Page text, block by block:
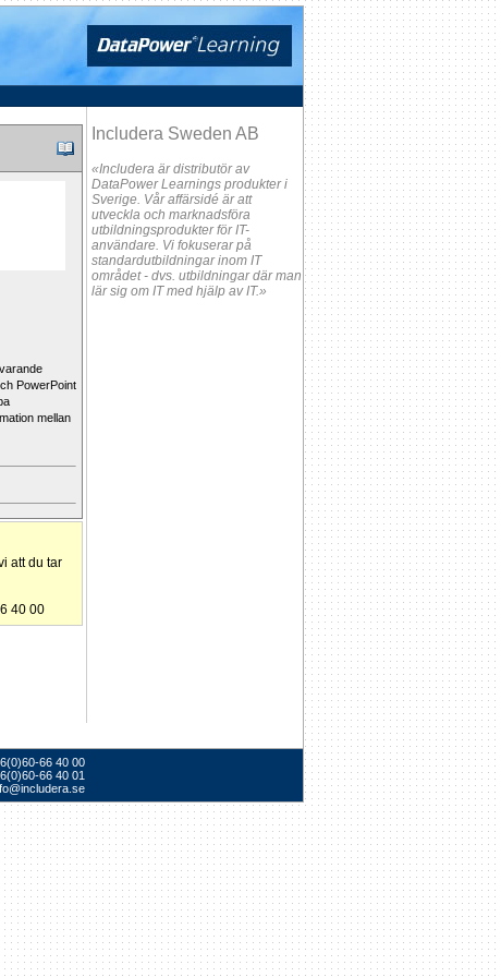
PowerPoint
mellan
att du tar
40 00
Includera Sweden AB
«Includera är distributör av
DataPower Learnings produkter i
Sverige. Vår affärsidé är att
utveckla och marknadsföra
utbildningsprodukter för IT-
användare. Vi fokuserar på
standardutbildningar inom IT
området - dvs. utbildningar där man
lär sig om IT med hjälp av IT.»
66 40 00
66 40 01